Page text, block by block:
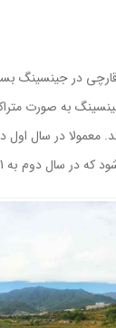
در جینسینگ
به صورت
سال دوم به 11 عدد می رسد.